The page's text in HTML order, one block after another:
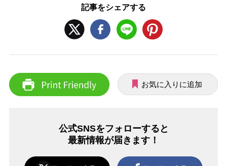
記事をシェアする
お気に入りに追加
公式SNSをフォローすると
最新情報が届きます！